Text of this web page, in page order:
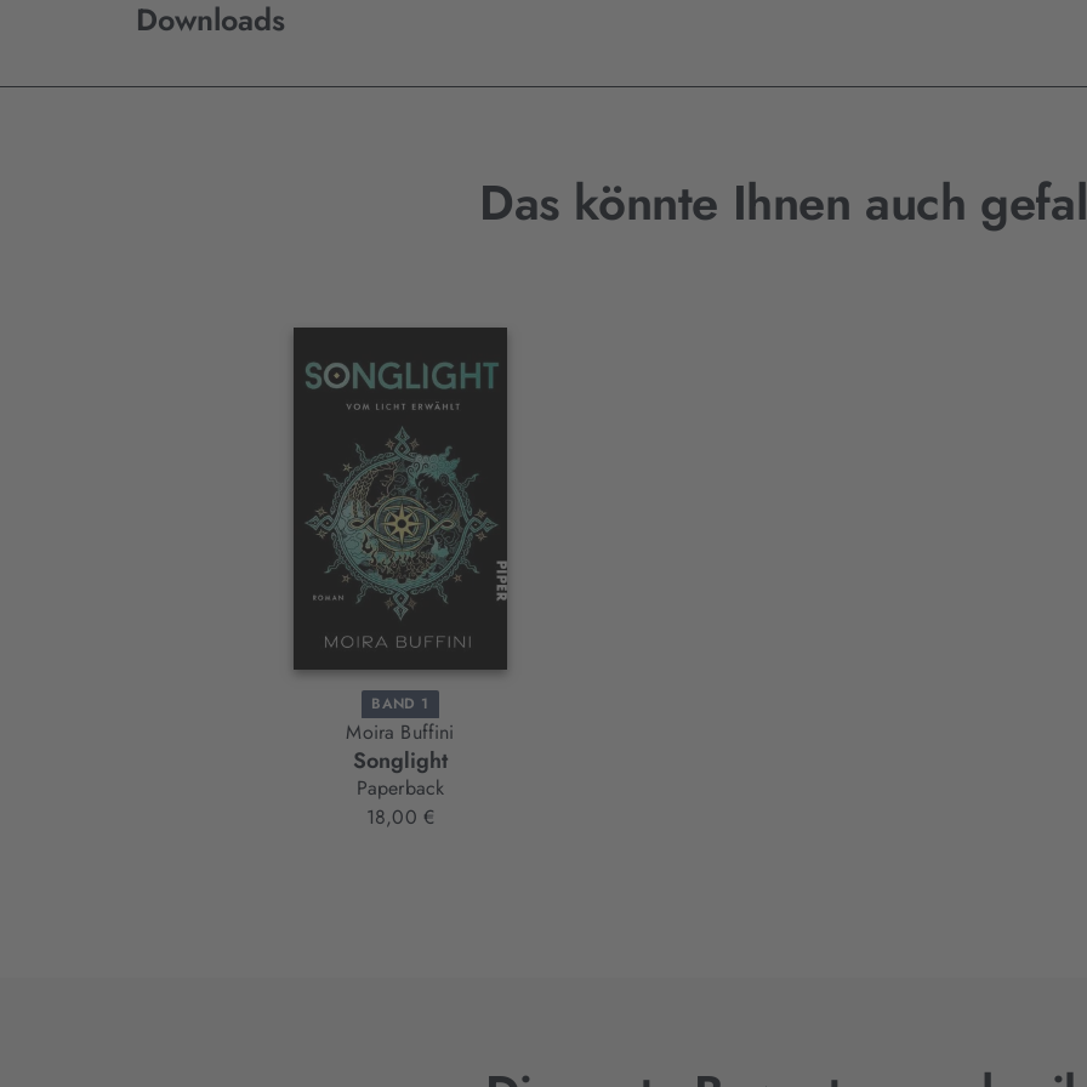
Downloads
Das könnte Ihnen auch
Interaktives
Element
BAND 1
Moira Buffini
Songlight
Paperback
18,00 €